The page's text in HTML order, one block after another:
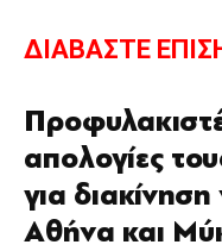
ΔΙΑΒΑΣΤΕ
απολογίες
για
Αθήνα και